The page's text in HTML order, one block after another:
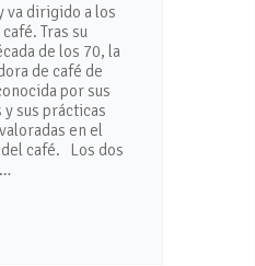
va dirigido a los
Tras su
de los 70, la
de café de
por sus
sus prácticas
en el
café. Los dos